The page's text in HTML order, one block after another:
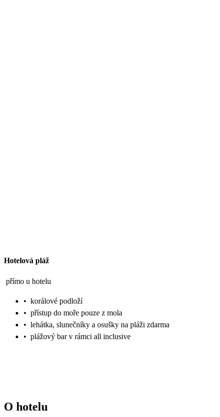
Hotelová pláž
přímo u hotelu
• korálové podloží
• přístup do moře pouze z mola
• lehátka, slunečníky a osušky na pláži zdarma
• plážový bar v rámci all inclusive
O hotelu